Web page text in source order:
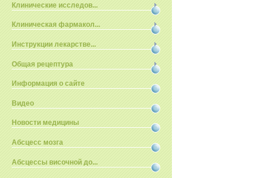
Клинические исследов...
Клиническая фармакол...
Инструкции лекарстве...
Общая рецептура
Информация о сайте
Видео
Новости медицины
Абсцесс мозга
Абсцессы височной до...